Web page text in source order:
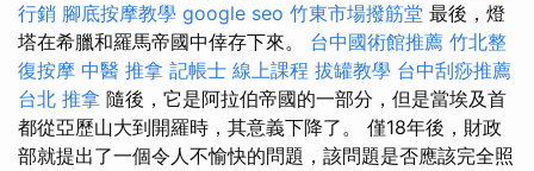
行銷 腳底按摩教學 google seo 竹東市場撥筋堂 最後，燈
塔在希臘和羅馬帝國中倖存下來。 台中國術館推薦 竹北整
復按摩 中醫 推拿 記帳士 線上課程 拔罐教學 台中刮痧推薦
台北 推拿 隨後，它是阿拉伯帝國的一部分，但是當埃及首
都從亞歷山大到開羅時，其意義下降了。 僅18年後，財政
部就提出了一個令人不愉快的問題，該問題是否應該完全照